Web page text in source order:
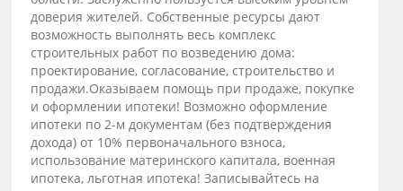
доверия жителей. Собственные ресурсы дают
возможность выполнять весь комплекс
строительных работ по возведению дома:
проектирование, согласование, строительство и
продажи.Оказываем помощь при продаже, покупке
и оформлении ипотеки! Возможно оформление
ипотеки по 2-м документам (без подтверждения
дохода) от 10% первоначального взноса,
использование материнского капитала, военная
ипотека, льготная ипотека! Записывайтесь на